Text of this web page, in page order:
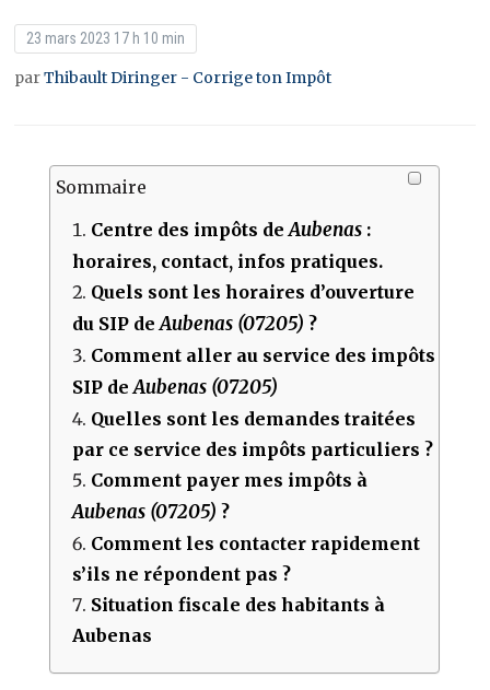
23 mars 2023 17 h 10 min
parThibault Diringer - Corrige ton Impôt
Sommaire
Centre des impôts deAubenas :
horaires, contact, infos pratiques.
Quels sont les horaires d’ouverture
du SIP deAubenas (07205) ?
Comment aller au service des impôts
SIP deAubenas (07205)
Quelles sont les demandes traitées
par ce service des impôts particuliers ?
Comment payer mes impôts à
Aubenas (07205) ?
Comment les contacter rapidement
s’ils ne répondent pas ?
Situation fiscale des habitants à
Aubenas